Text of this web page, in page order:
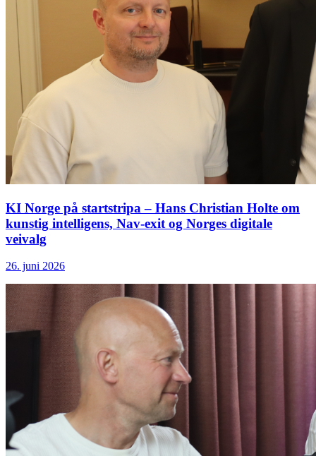
KI Norge på startstripa – Hans Christian Holte om
kunstig intelligens, Nav-exit og Norges digitale
veivalg
26. juni 2026